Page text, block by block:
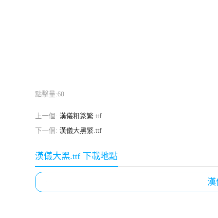
點擊量:60
上一個: 漢儀粗篆繁.ttf
下一個: 漢儀大黑繁.ttf
漢儀大黑.ttf 下載地點
漢